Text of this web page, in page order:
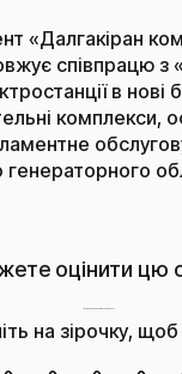
«Далгакіран
співпрацю з
в нові
комплекси,
генераторного
оцінити цю
на зірочку, щоб